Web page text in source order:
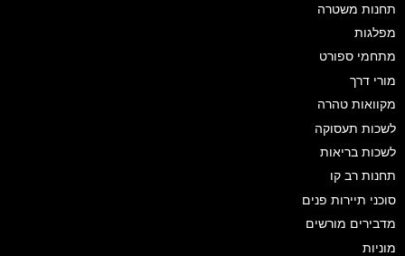
תחנות משטרה
מפלגות
מתחמי ספורט
מורי דרך
מקוואות טהרה
לשכות תעסוקה
לשכות בריאות
תחנות רב קו
סוכני תיירות פנים
מדבירים מורשים
מוניות